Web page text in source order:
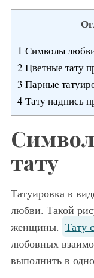
1 Символы
2 Цветные тату
3 Парные
4 Тату надпись
тату
Татуировка в
любви. Такой
женщины. Тату
любовных
выполнить в